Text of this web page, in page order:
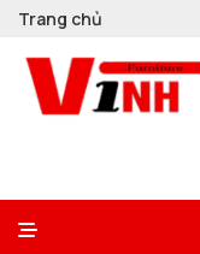
Trang chủ